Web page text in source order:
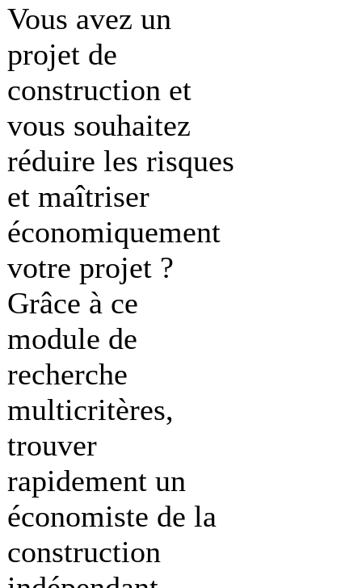
Vous avez un
projet de
construction et
vous souhaitez
réduire les risques
et maîtriser
économiquement
votre projet ?
Grâce à ce
module de
recherche
multicritères,
trouver
rapidement un
économiste de la
construction